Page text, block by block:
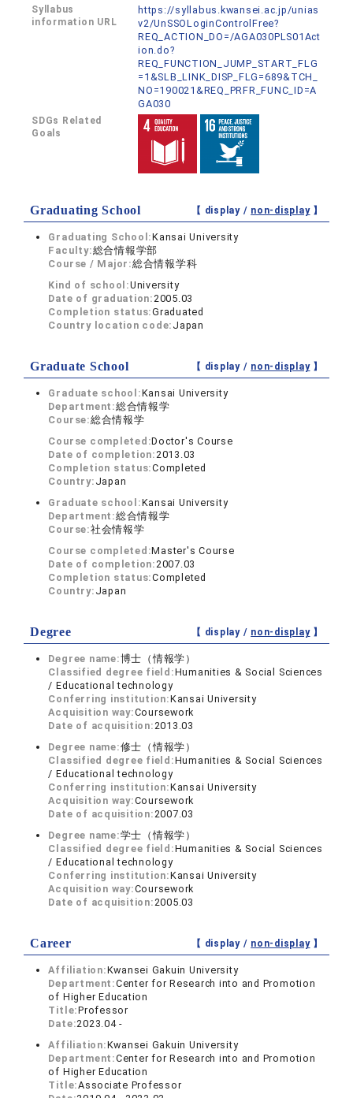
Syllabus
information URL
https://syllabus.kwansei.ac.jp/unias
v2/UnSSOLoginControlFree?
REQ_ACTION_DO=/AGA030PLS01Act
ion.do?
REQ_FUNCTION_JUMP_START_FLG
=1&SLB_LINK_DISP_FLG=689&TCH_
NO=190021&REQ_PRFR_FUNC_ID=A
GA030
SDGs Related
Goals
Graduating School 【 display / non-display】
Graduating School:Kansai University
Faculty:総合情報学部
Course / Major:総合情報学科
Kind of school:University
Date of graduation:2005.03
Completion status:Graduated
Country location code: Japan
Graduate School 【 display / non-display】
Graduate school:Kansai University
Department:総合情報学
Course:総合情報学
Course completed:Doctor's Course
Date of completion:2013.03
Completion status:Completed
Country: Japan
Graduate school:Kansai University
Department:総合情報学
Course:社会情報学
Course completed:Master's Course
Date of completion:2007.03
Completion status:Completed
Country: Japan
Degree 【 display / non-display】
Degree name:博士（情報学）
Classified degree field:Humanities & Social Sciences
/ Educational technology
Conferring institution:Kansai University
Acquisition way:Coursework
Date of acquisition:2013.03
Degree name:修士（情報学）
Classified degree field:Humanities & Social Sciences
/ Educational technology
Conferring institution:Kansai University
Acquisition way:Coursework
Date of acquisition:2007.03
Degree name:学士（情報学）
Classified degree field:Humanities & Social Sciences
/ Educational technology
Conferring institution:Kansai University
Acquisition way:Coursework
Date of acquisition:2005.03
Career 【 display / non-display】
Affiliation:Kwansei Gakuin University
Department:Center for Research into and Promotion
of Higher Education
Title:Professor
Date:2023.04 -
Affiliation:Kwansei Gakuin University
Department:Center for Research into and Promotion
of Higher Education
Title:Associate Professor